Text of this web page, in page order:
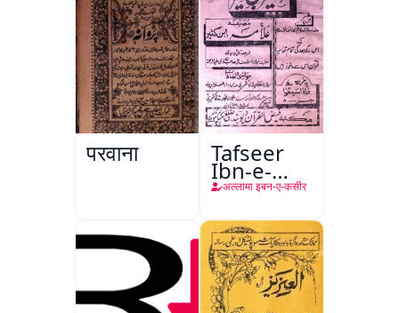
परवाना Tafseer
Ibn-e-
Kaseer
अल्लामा इबन-ए-कसीर